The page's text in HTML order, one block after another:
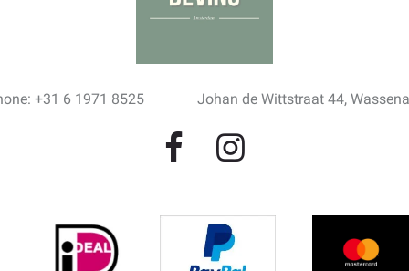
+31 6 1971 8525 Johan de Wittstraat 44,